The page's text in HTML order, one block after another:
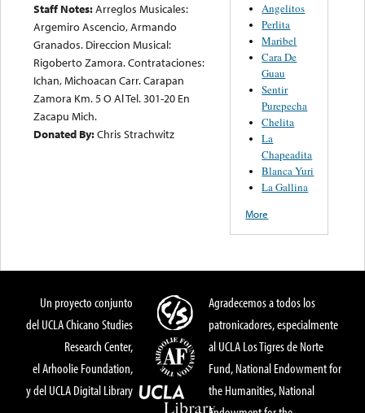
Staff Notes:Arreglos Musicales:
Argemiro Ascencio, Armando
Granados. Direccion Musical:
Rigoberto Zamora. Contrataciones:
Ichan, Michoacan Carr. Carapan
Zamora Km. 5 O Al Tel. 301-20 En
Zacapu Mich.
Donated By:Chris Strachwitz
Angelitos
Perlita
Maribel
Cara De
Guau
Sentir
Purepecha
Chelita
La
Chapeadita
Blanca Yuri
La Gallina
More
Un proyecto conjunto
del UCLA Chicano Studies
Research Center,
el Arhoolie Foundation,
y del UCLA Digital Library
Agradecemos a todos los
patronicadores, especialmente
al UCLA Los Tigres de Norte
Fund, National Endowment for
the Humanities, National